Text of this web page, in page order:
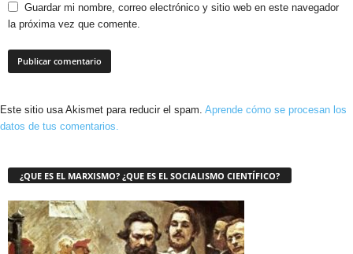
Guardar mi nombre, correo electrónico y sitio web en este navegador
la próxima vez que comente.
Este sitio usa Akismet para reducir el spam. Aprende cómo se procesan los
datos de tus comentarios.
¿QUE ES EL MARXISMO? ¿QUE ES EL SOCIALISMO CIENTÍFICO?